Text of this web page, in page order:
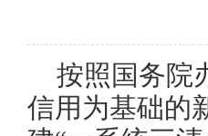
按照国务院
信用为基础的